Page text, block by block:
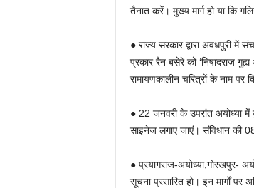
तैनात करें। मुख्य मार्ग हो या कि
● राज्य सरकार द्वारा अवधपुरी में
प्रकार रैन बसेरे को ‘निषादराज
रामायणकालीन चरित्रों के नाम पर
● 22 जनवरी के उपरांत अयोध्या में
साइनेज लगाए जाएं। संविधान की
● प्रयागराज-अयोध्या,गोरखपुर-
सूचना प्रसारित हो। इन मार्गों